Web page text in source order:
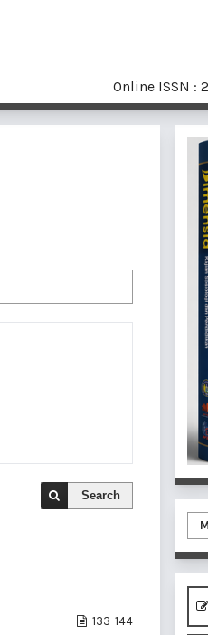
Online ISSN :
Search
133-144